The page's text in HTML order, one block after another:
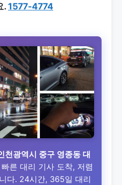
.1577-4774
천광역시 중구 영종동 대
른 대리 기사 도착, 저렴
다. 24시간, 365일 대리